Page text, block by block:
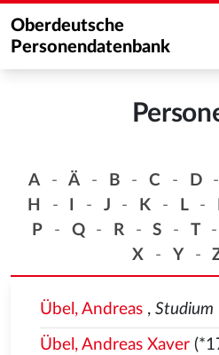
Oberdeutsche
Personendatenbank
A - Ä - B - C - D -
H
- - J - K - L -
P
- Q - R - S - T -
X
- Y -
Übel, Andreas, Studium
Übel, Andreas Xaver